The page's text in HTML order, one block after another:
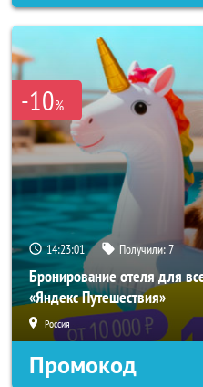
-10%
14:23:00 Получили:7
Бронирование отеля для
«Яндекс Путешествия»
Россия
Промокод